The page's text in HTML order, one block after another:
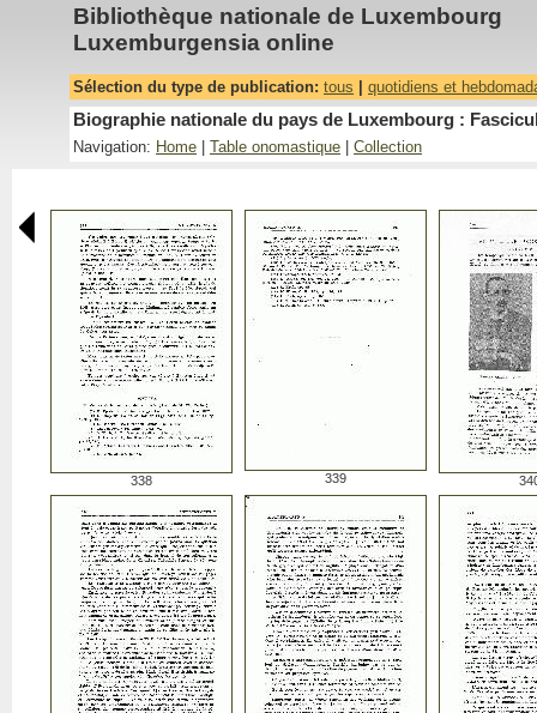
Bibliothèque nationale de Luxembourg
Luxemburgensia online
Sélection du type de publication: tous quotidiens et
Biographie nationale du pays de Luxembourg :
Navigation: Home Table onomastique Collection
338 339